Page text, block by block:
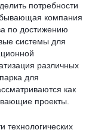
потребности
компания
по достижению
системы для
различных
для
как
проекты.
технологических